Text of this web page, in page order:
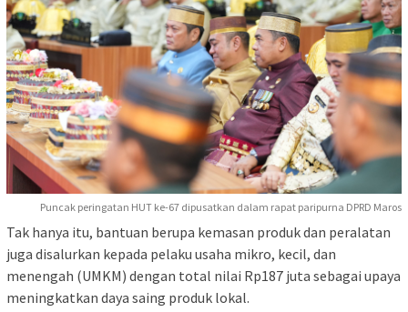
Puncak peringatan HUT ke-67 dipusatkan dalam rapat paripurna DPRD Maros
Tak hanya itu, bantuan berupa kemasan produk dan peralatan
juga disalurkan kepada pelaku usaha mikro, kecil, dan
menengah (UMKM) dengan total nilai Rp187 juta sebagai upaya
meningkatkan daya saing produk lokal.